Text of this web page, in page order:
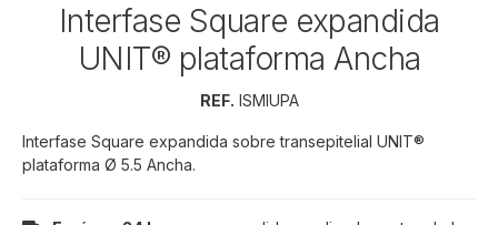
Interfase Square expandida
UNIT® plataforma Ancha
REF. ISMIUPA
Interfase Square expandida sobre transepitelial UNIT®
plataforma Ø 5.5 Ancha.